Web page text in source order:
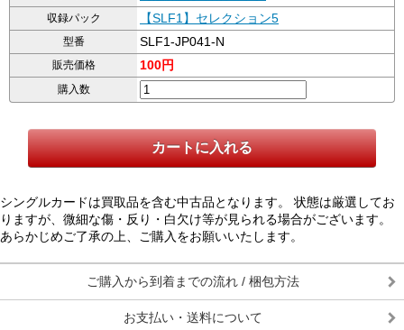
収録パック 【SLF1】セレクション5
型番 SLF1-JP041-N
販売価格 100円
購入数
シングルカードは買取品を含む中古品となります。 状態は厳選してお
りますが、微細な傷・反り・白欠け等が見られる場合がございます。
あらかじめご了承の上、ご購入をお願いいたします。
ご購入から到着までの流れ / 梱包方法
お支払い・送料について